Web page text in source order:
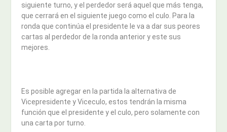
siguiente turno, y el perdedor será aquel que más tenga,
que cerrará en el siguiente juego como el culo. Para la
ronda que continúa el presidente le va a dar sus peores
cartas al perdedor de la ronda anterior y este sus
mejores.
Es posible agregar en la partida la alternativa de
Vicepresidente y Viceculo, estos tendrán la misma
función que el presidente y el culo, pero solamente con
una carta por turno.